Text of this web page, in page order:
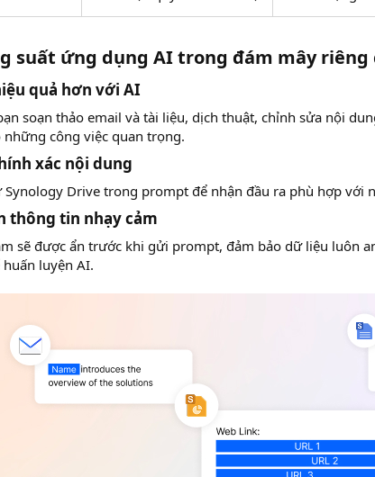
suất ứng dụng AI trong đám mây riêng
quả hơn với AI​
soạn thảo email và tài liệu, dịch thuật, chỉnh sửa nội
công việc quan trọng.
xác nội dung​
Drive trong prompt để nhận đầu ra phù hợp với
thông tin nhạy cảm​
sẽ được ẩn trước khi gửi prompt, đảm bảo dữ liệu luôn
luyện AI.